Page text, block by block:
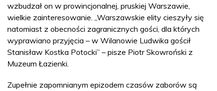
wzbudzał on w prowincjonalnej, pruskiej Warszawie,
wielkie zainteresowanie. „Warszawskie elity cieszyły się
natomiast z obecności zagranicznych gości, dla których
wyprawiano przyjęcia – w Wilanowie Ludwika gościł
Stanisław Kostka Potocki” – pisze Piotr Skowroński z
Muzeum Łazienki.
Zupełnie zapomnianym epizodem czasów zaborów są